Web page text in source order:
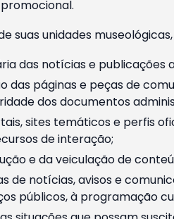
suas unidades
das notícias e publicações
das páginas e peças de
dos documentos
sites temáticos e perfis
de interação;
e da veiculação de
de notícias, avisos e
públicos, à programação